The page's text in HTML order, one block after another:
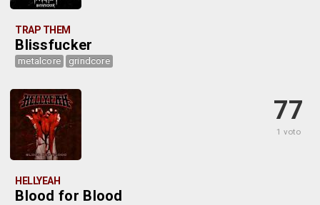
TRAP THEM
Blissfucker
metalcore grindcore
77
1 voto
HELLYEAH
Blood for Blood